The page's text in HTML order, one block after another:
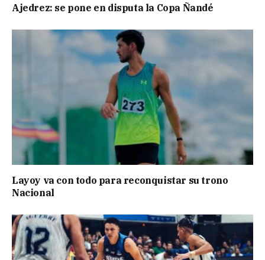
Ajedrez: se pone en disputa la Copa Ñandé
Layoy va con todo para reconquistar su trono
Nacional